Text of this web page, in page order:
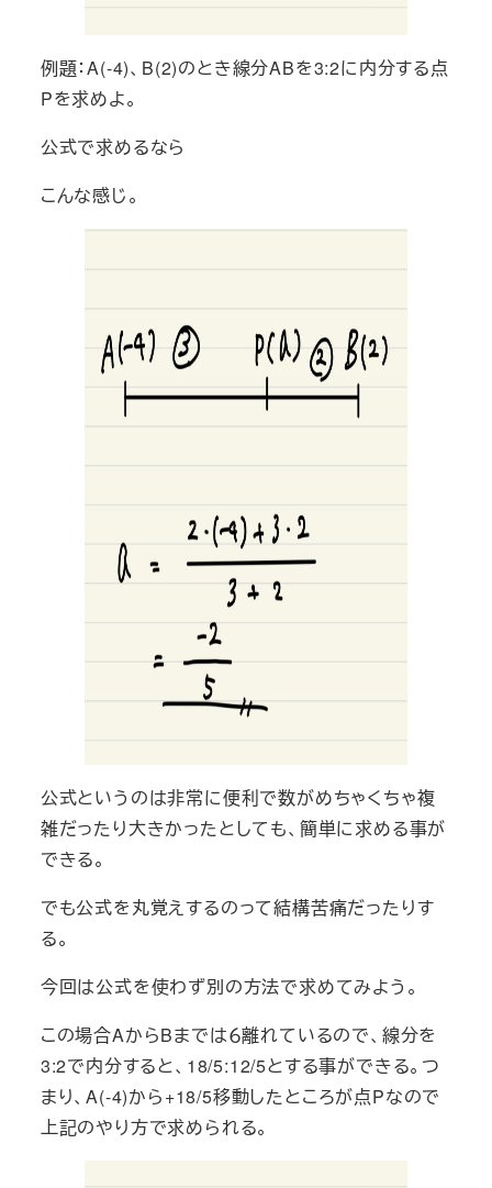
例題：A(-4)、B(2)のとき線分ABを3:2に内分する点
Pを求めよ。
公式で求めるなら
こんな感じ。
公式というのは非常に便利で数がめちゃくちゃ複
雑だったり大きかったとしても、簡単に求める事が
できる。
でも公式を丸覚えするのって結構苦痛だったりす
る。
今回は公式を使わず別の方法で求めてみよう。
この場合AからBまでは６離れているので、線分を
3:2で内分すると、18/5:12/5とする事ができる。つ
まり、A(-4)から+18/5移動したところが点Pなので
上記のやり方で求められる。